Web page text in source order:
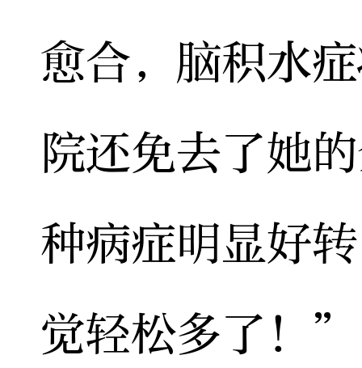
愈合，脑积水
院还免去了她
种病症明显好
觉轻松多了！”